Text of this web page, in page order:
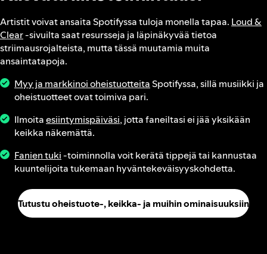
Artistit voivat ansaita Spotifyssa tuloja monella tapaa. Loud &
Clear‑sivuilta saat resursseja ja läpinäkyvää tietoa
striimausrojalteista, mutta tässä muutamia muita
ansaintatapoja.
Myy ja markkinoi oheistuotteitaSpotifyssa, sillä musiikki ja
oheistuotteet ovat toimiva pari.
Ilmoitaesiintymispäiväsi, jotta faneiltasi ei jää yksikään
keikka näkemättä.
Fanien tuki‑toiminnolla voit kerätä tippejä tai kannustaa
kuuntelijoita tukemaan hyväntekeväisyyskohdetta.
Tutustu oheistuote-, keikka- ja muihin ominaisuuksiin